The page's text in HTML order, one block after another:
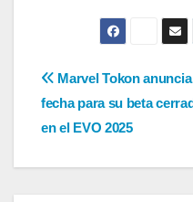
Navegación
de
entradas
Marvel Tokon anuncia
fecha para su beta
en el EVO 2025